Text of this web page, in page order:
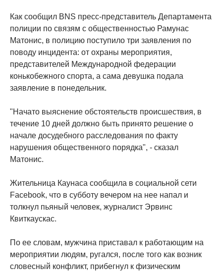
Как сообщил BNS пресс-представитель Департамента
полиции по связям с общественностью Рамунас
Матонис, в полицию поступило три заявления по
поводу инцидента: от охраны мероприятия,
представителей Международной федерации
конькобежного спорта, а сама девушка подала
заявление в понедельник.
"Начато выяснение обстоятельств происшествия, в
течение 10 дней должно быть принято решение о
начале досудебного расследования по факту
нарушения общественного порядка", - сказал
Матонис.
Жительница Каунаса сообщила в социальной сети
Facebook, что в субботу вечером на нее напал и
толкнул пьяный человек, журналист Эрвинс
Квиткаускас.
По ее словам, мужчина приставал к работающим на
мероприятии людям, ругался, после того как возник
словесный конфликт, прибегнул к физическим